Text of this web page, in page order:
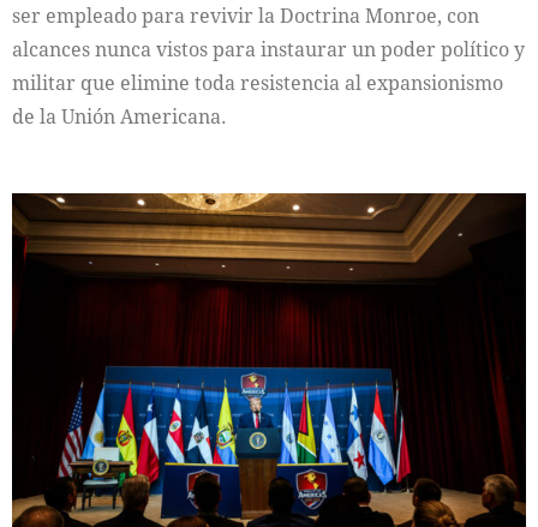
ser empleado para revivir la Doctrina Monroe, con
alcances nunca vistos para instaurar un poder político y
militar que elimine toda resistencia al expansionismo
de la Unión Americana.